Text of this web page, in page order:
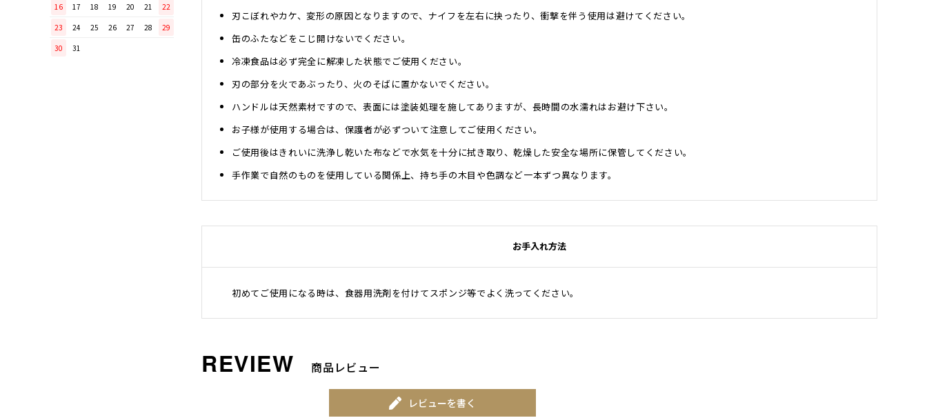
作所のペティナイフ「ゆり
ミニパンのお手入れ方法
ミニパン（大）で料理を楽し
16
17 18 19 20 21
22
23
24 25 26 27 28
29
30
31
刃こぼれやカケ、変形の原因となりますので、ナイフを左右に抉ったり、衝撃を伴う使用は避けてください。
缶のふたなどをこじ開けないでください。
冷凍食品は必ず完全に解凍した状態でご使用ください。
刃の部分を火であぶったり、火のそばに置かないでください。
ハンドルは天然素材ですので、表面には塗装処理を施してありますが、長時間の水濡れはお避け下さい。
お子様が使用する場合は、保護者が必ずついて注意してご使用ください。
ご使用後はきれいに洗浄し乾いた布などで水気を十分に拭き取り、乾燥した安全な場所に保管してください。
手作業で自然のものを使用している関係上、持ち手の木目や色調など一本ずつ異なります。
お手入れ方法
初めてご使用になる時は、食器用洗剤を付けてスポンジ等でよく洗ってください。
商品レビュー
レビューを書く